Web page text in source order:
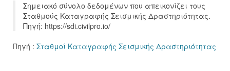
Σημειακό σύνολο δεδομένων που απεικονίζει τους
Σταθμούς Καταγραφής Σεισμικής Δραστηριότητας.
Πηγή: https://sdi.civilpro.io/
Πηγή : Σταθμοί Καταγραφής Σεισμικής Δραστηριότητας